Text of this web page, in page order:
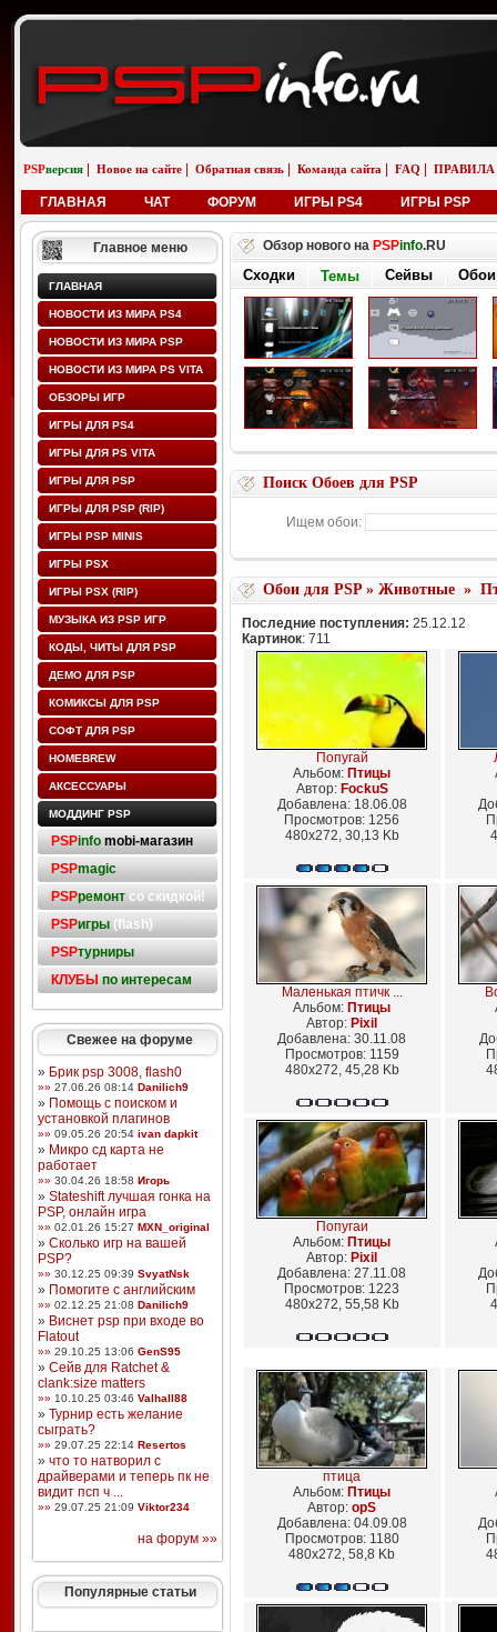
PSPверсия Новое на сайте Обратная связь Команда сайта FAQ ПРАВИЛА
ГЛАВНАЯ ЧАТ ФОРУМ ИГРЫ PS4 ИГРЫ PSP
Главное меню
ГЛАВНАЯ
НОВОСТИ ИЗ МИРА PS4
НОВОСТИ ИЗ МИРА PSP
НОВОСТИ ИЗ МИРА PS VITA
ОБЗОРЫ ИГР
ИГРЫ ДЛЯ PS4
ИГРЫ ДЛЯ PS VITA
ИГРЫ ДЛЯ PSP
ИГРЫ ДЛЯ PSP (RIP)
ИГРЫ PSP MINIS
ИГРЫ PSX
ИГРЫ PSX (RIP)
МУЗЫКА ИЗ PSP ИГР
КОДЫ, ЧИТЫ ДЛЯ PSP
ДЕМО ДЛЯ PSP
КОМИКСЫ ДЛЯ PSP
СОФТ ДЛЯ PSP
HOMEBREW
АКСЕССУАРЫ
МОДДИНГ PSP
PSPinfo mobi-магазин
PSPmagic
PSPремонтсо скидкой!
PSPигры(flash)
PSPтурниры
КЛУБЫ по интересам
Свежее на форуме
» Брик psp 3008, flash0
»» 27.06.26 08:14 Danilich9
» Помощь с поиском и
установкой плагинов
»» 09.05.26 20:54 ivan dapkit
» Микро сд карта не
работает
»» 30.04.26 18:58 Игорь
» Stateshift лучшая гонка на
PSP, онлайн игра
»» 02.01.26 15:27 MXN_original
» Сколько игр на вашей
PSP?
»» 30.12.25 09:39 SvyatNsk
» Помогите с английским
»» 02.12.25 21:08 Danilich9
» Виснет psp при входе во
Flatout
»» 29.10.25 13:06 GenS95
» Сейв для Ratchet &
clank:size matters
»» 10.10.25 03:46 Valhall88
» Турнир есть желание
сыграть?
»» 29.07.25 22:14 Resertos
» что то натворил с
драйверами и теперь пк не
видит псп ч ...
»» 29.07.25 21:09 Viktor234
на форум »»
Популярные статьи
Обзор нового на PSPinfo.RU
Сходки Темы Сейвы Обои
Поиск Обоев для PSP
Ищем обои:
Обои для PSP» Животные»
Последние поступления: 25.12.12
Картинок: 711
Попугай
Альбом: Птицы
Автор: FockuS
Добавлена: 18.06.08
Просмотров: 1256
480x272, 30,13 Kb
Маленькая птичк ...
Альбом: Птицы
Автор: Pixil
Добавлена: 30.11.08
Просмотров: 1159
480x272, 45,28 Kb
Попугаи
Альбом: Птицы
Автор: Pixil
Добавлена: 27.11.08
Просмотров: 1223
480x272, 55,58 Kb
птица
Альбом: Птицы
Автор: opS
Добавлена: 04.09.08
Просмотров: 1180
480x272, 58,8 Kb